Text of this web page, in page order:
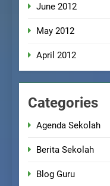
June 2012
May 2012
April 2012
Categories
Agenda Sekolah
Berita Sekolah
Blog Guru